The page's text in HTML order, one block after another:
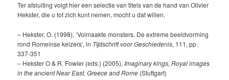
Ter afsluiting volgt hier een selectie van titels van de hand van Olivier
Hekster, die u tot zich kunt nemen, mocht u dat willen.
– Hekster, O. (1998), ‘Volmaakte monsters. De extreme beeldvorming
rond Romeinse keizers’, in Tijdschrift voor Geschiedenis, 111, pp.
337-351
– Hekster O & R. Fowler (eds.) (2005), Imaginary kings, Royal images
in the ancient Near East, Greece and Rome (Stuttgart)